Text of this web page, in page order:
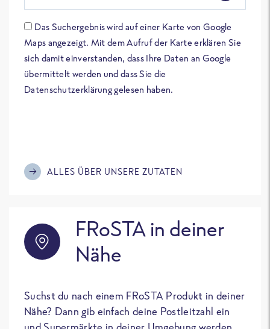
Das Suchergebnis wird auf einer Karte von Google
Maps angezeigt. Mit dem Aufruf der Karte erklären Sie
sich damit einverstanden, dass Ihre Daten an Google
übermittelt werden und dass Sie die
Datenschutzerklärung gelesen haben.
ALLES ÜBER UNSERE ZUTATEN
FRoSTA in deiner
Nähe
Suchst du nach einem FRoSTA Produkt in deiner
Nähe? Dann gib einfach deine Postleitzahl ein